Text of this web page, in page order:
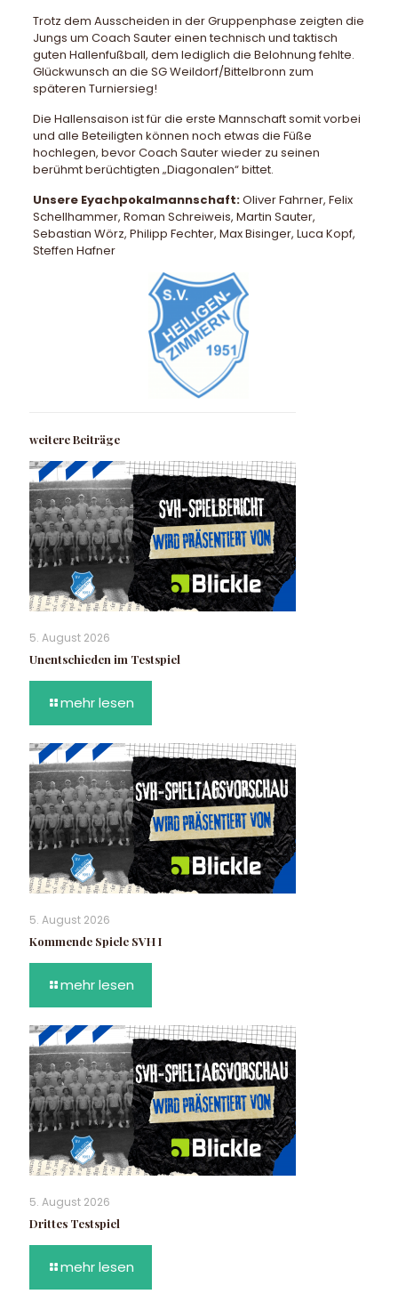
Trotz dem Ausscheiden in der Gruppenphase zeigten die
Jungs um Coach Sauter einen technisch und taktisch
guten Hallenfußball, dem lediglich die Belohnung fehlte.
Glückwunsch an die SG Weildorf/Bittelbronn zum
späteren Turniersieg!
Die Hallensaison ist für die erste Mannschaft somit vorbei
und alle Beteiligten können noch etwas die Füße
hochlegen, bevor Coach Sauter wieder zu seinen
berühmt berüchtigten „Diagonalen“ bittet.
Unsere Eyachpokalmannschaft:Oliver Fahrner, Felix
Schellhammer, Roman Schreiweis, Martin Sauter,
Sebastian Wörz, Philipp Fechter, Max Bisinger, Luca Kopf,
Steffen Hafner
weitere Beiträge
5. August 2026
Unentschieden im Testspiel
mehr lesen
5. August 2026
Kommende Spiele SVH I
mehr lesen
5. August 2026
Drittes Testspiel
mehr lesen